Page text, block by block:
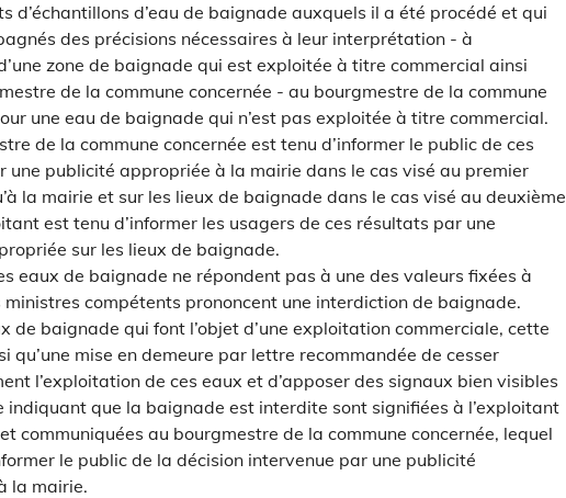
d’échantillons d’eau de baignade auxquels il a été procédé et qui
des précisions nécessaires à leur interprétation - à
zone de baignade qui est exploitée à titre commercial ainsi
de la commune concernée - au bourgmestre de la commune
une eau de baignade qui n’est pas exploitée à titre commercial.
de la commune concernée est tenu d’informer le public de ces
une publicité appropriée à la mairie dans le cas visé au premier
la mairie et sur les lieux de baignade dans le cas visé au deuxième
est tenu d’informer les usagers de ces résultats par une
sur les lieux de baignade.
eaux de baignade ne répondent pas à une des valeurs fixées à
ministres compétents prononcent une interdiction de baignade.
de baignade qui font l’objet d’une exploitation commerciale, cette
qu’une mise en demeure par lettre recommandée de cesser
l’exploitation de ces eaux et d’apposer des signaux bien visibles
indiquant que la baignade est interdite sont signifiées à l’exploitant
communiquées au bourgmestre de la commune concernée, lequel
le public de la décision intervenue par une publicité
la mairie.